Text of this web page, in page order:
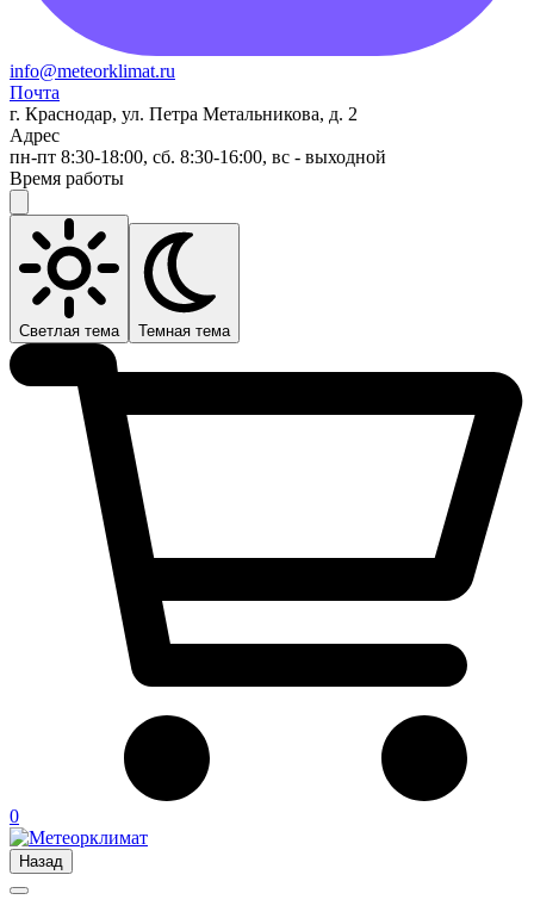
info@meteorklimat.ru
Почта
г. Краснодар, ул. Петра Метальникова, д. 2
Адрес
пн-пт 8:30-18:00, сб. 8:30-16:00, вс - выходной
Время работы
Светлая тема Темная тема
0
Назад